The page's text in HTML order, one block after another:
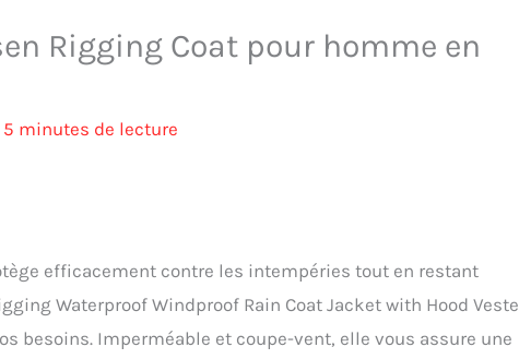
Rigging Coat pour homme en
5 minutes de lecture
efficacement contre les intempéries tout en restant
Waterproof Windproof Rain Coat Jacket with Hood Veste
besoins. Imperméable et coupe-vent, elle vous assure une